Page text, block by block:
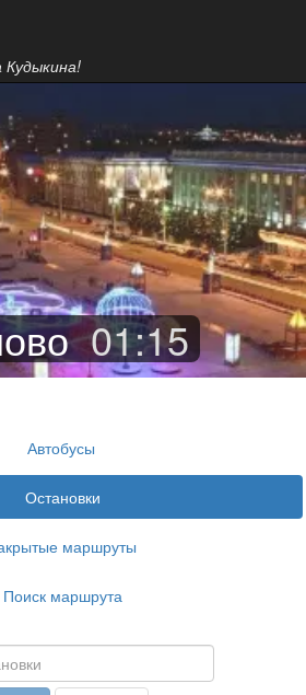
01:15
Автобусы
Остановки
маршруты
Поиск маршрута